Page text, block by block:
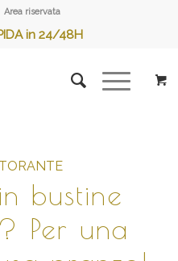
Area riservata
in 24/48H
bustine
Per una